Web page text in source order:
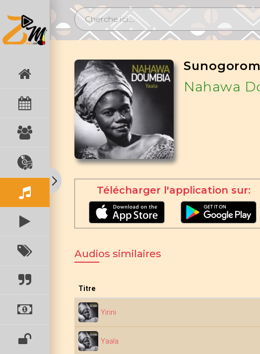
Nahawa
Télécharger l'application sur:
Audios similaires
Titre
Yirini
Yaala